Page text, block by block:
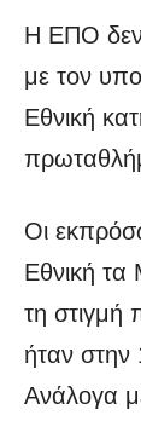
Η ΕΠΟ δεν
με τον
Εθνική
Οι
Εθνική τα
τη στιγμή
ήταν στην
Ανάλογα